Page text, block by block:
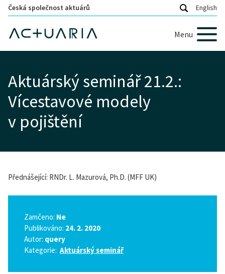
Česká společnost aktuárů English
Menu
Aktuárský seminář 21.2.:
Vícestavové modely
v pojištění
Přednášející: RNDr. L. Mazurová, Ph.D. (MFF UK)
Zamčeno: Ne
Publikováno: 24. 2. 2020
Autor: query
Kategorie: Aktuárský seminář